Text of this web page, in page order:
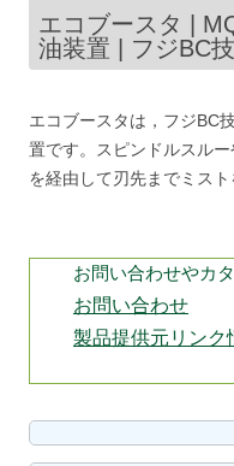
エコブースタ |
油装置 | フジBC
エコブースタは，フジBC
置です。スピンドルスル
を経由して刃先までミス
お問い合わせやカ
お問い合わせ
製品提供元リンク